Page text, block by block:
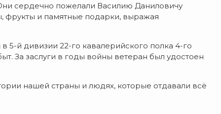
сердечно пожелали Василию Даниловичу
фрукты и памятные подарки, выражая
й дивизии 22-го кавалерийского полка 4-го
За заслуги в годы войны ветеран был удостоен
нашей страны и людях, которые отдавали всё